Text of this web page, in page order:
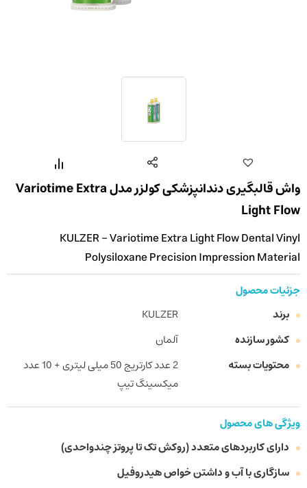
واش قالبگیری دندانپزشکی کولزر مدل Variotime Extra
Light Flow
KULZER - Variotime Extra Light Flow Dental Vinyl
Polysiloxane Precision Impression Material
جزئیات محصول
برند
KULZER
کشور سازنده
آلمان
محتویات بسته
2 عدد کارتریج 50 میلی لیتری + 10 عدد
میکسینگ تیپ
ویژگی های محصول
دارای کاربردهای متعدد (روکش تک تا پروتز چندواحدی)
سازگاری با آب و داشتن خواص هیدروفیل